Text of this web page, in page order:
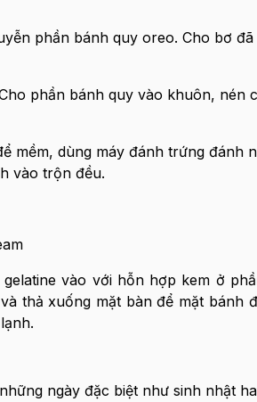
phần bánh quy oreo. Cho bơ
phần bánh quy vào khuôn, nén
mềm, dùng máy đánh trứng đánh
vào trộn đều.
vào với hỗn hợp kem ở
thả xuống mặt bàn để mặt bánh
ngày đặc biệt như sinh nhật